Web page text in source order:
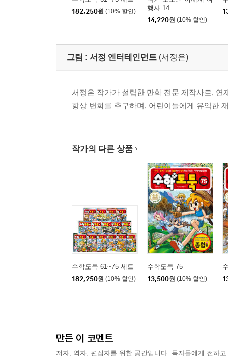
182,250원 (10% 할인)
행사 14
14,220원 (10% 할인)
그림 : 서정 엔터테인먼트 (서정은)
서정은 작가가 설립한 만화 전문 제작사로,
항상 변화를 추구하며, 어린이들에게 유익한
작가의 다른 상품
수학도둑 61~75 세트
182,250원 (10% 할인)
수학도둑 75
13,500원 (10% 할인)
만든 이 코멘트
저자, 역자, 편집자를 위한 공간입니다. 독자들에게 전하